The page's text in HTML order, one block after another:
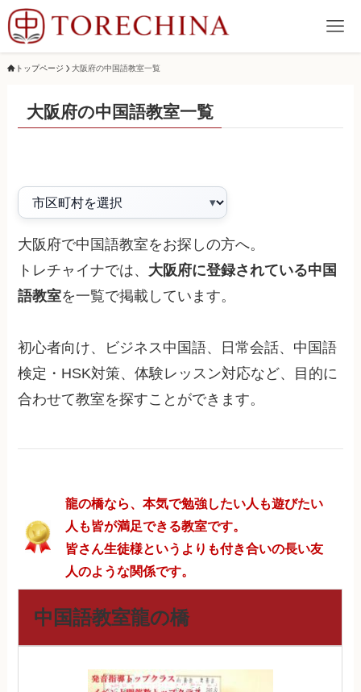
トップページ 大阪府の中国語教室一覧
大阪府の中国語教室一覧
大阪府で中国語教室をお探しの方へ。
トレチャイナでは、 大阪府に登録されている中国
語教室を一覧で掲載しています。
初心者向け、ビジネス中国語、日常会話、中国語
検定・HSK対策、体験レッスン対応など、目的に
合わせて教室を探すことができます。
龍の橋なら、本気で勉強したい人も遊びたい
人も皆が満足できる教室です。
皆さん生徒様というよりも付き合いの長い友
人のような関係です。
中国語教室龍の橋